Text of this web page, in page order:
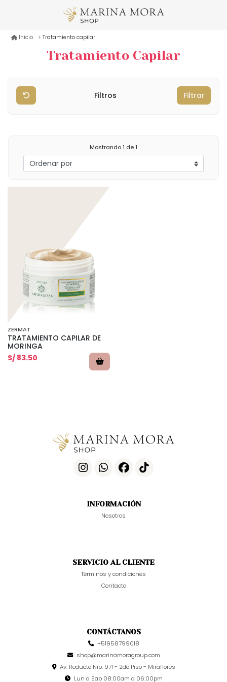
Inicio Tratamiento capilar
Tratamiento Capilar
Filtros Filtrar
Mostrando1 de 1
ZERMAT
TRATAMIENTO CAPILAR DE
MORINGA
S/ 83.50
INFORMACIÓN
Nosotros
SERVICIO AL CLIENTE
Términos y condiciones
Contacto
CONTÁCTANOS
+51958799018
shop@marinamoragroup.com
Av. Reducto Nro. 971 - 2do Piso - Miraflores
Lun a Sab 08:00am a 06:00pm